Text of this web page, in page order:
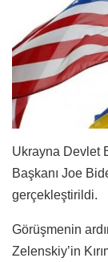
Ukrayna Devlet
Başkanı Joe
gerçekleştirildi.
Görüşmenin
Zelenskiy’in